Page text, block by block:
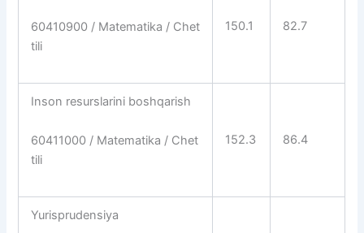
60410900 / Matematika / Chet
tili
150.1 82.7
Inson resurslarini boshqarish
60411000 / Matematika / Chet
tili
152.3 86.4
Yurisprudensiya